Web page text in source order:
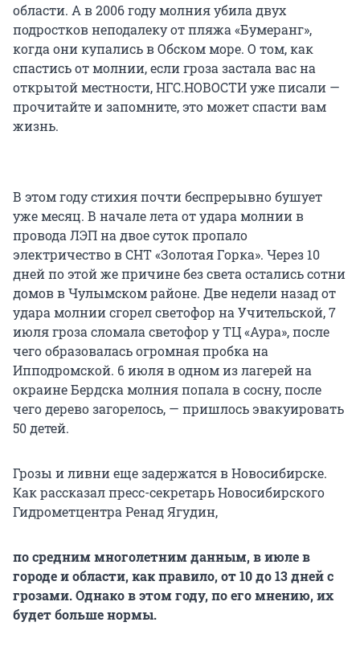
области. А в 2006 году молния убила двух
подростков неподалеку от пляжа «Бумеранг»,
когда они купались в Обском море. О том, как
спастись от молнии, если гроза застала вас на
открытой местности, НГС.НОВОСТИ уже писали —
прочитайте и запомните, это может спасти вам
жизнь.
В этом году стихия почти беспрерывно бушует
уже месяц. В начале лета от удара молнии в
провода ЛЭП на двое суток пропало
электричество в СНТ «Золотая Горка». Через 10
дней по этой же причине без света остались сотни
домов в Чулымском районе. Две недели назад от
удара молнии сгорел светофор на Учительской, 7
июля гроза сломала светофор у ТЦ «Аура», после
чего образовалась огромная пробка на
Ипподромской. 6 июля в одном из лагерей на
окраине Бердска молния попала в сосну, после
чего дерево загорелось, — пришлось эвакуировать
50 детей.
Грозы и ливни еще задержатся в Новосибирске.
Как рассказал пресс-секретарь Новосибирского
Гидрометцентра Ренад Ягудин,
по средним многолетним данным, в июле в
городе и области, как правило, от 10 до 13 дней с
грозами. Однако в этом году, по его мнению, их
будет больше нормы.